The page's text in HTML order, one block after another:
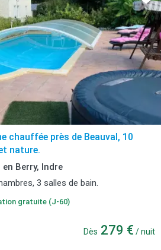
chauffée près de Beauval, 10
nature.
Berry, Indre
3 salles de bain.
gratuite (J-60)
Dès 279 € / nuit